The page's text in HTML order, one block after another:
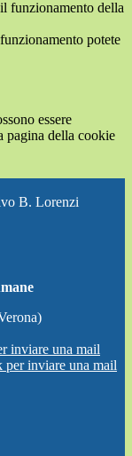
funzionamento della
potete
essere
pagina della cookie
B. Lorenzi
inviare una mail
per inviare una mail